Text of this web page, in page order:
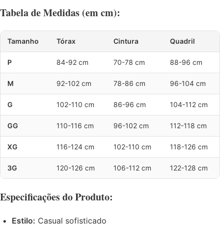
Tabela de Medidas (em cm):
Tamanho Tórax Cintura Quadril
P 84-92 cm 70-78 cm 88-96 cm
M 92-102 cm 78-86 cm 96-104 cm
G 102-110 cm 86-96 cm 104-112 cm
GG 110-116 cm 96-102 cm 112-118 cm
XG 116-124 cm 102-110 cm 118-126 cm
3G 120-126 cm 106-112 cm 122-128 cm
Especificações do Produto:
Estilo: Casual sofisticado